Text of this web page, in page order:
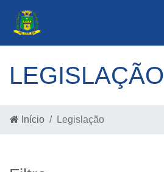
LEGISLAÇÃO
Início Legislação